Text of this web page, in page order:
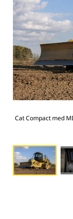
Cat Compact med